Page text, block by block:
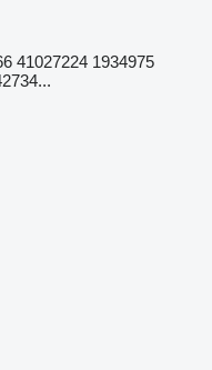
41027224 1934975